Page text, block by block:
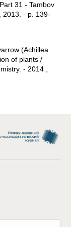
31 - Tambov
2013. - p. 139-
(Achillea
of plants /
- 2014 ,